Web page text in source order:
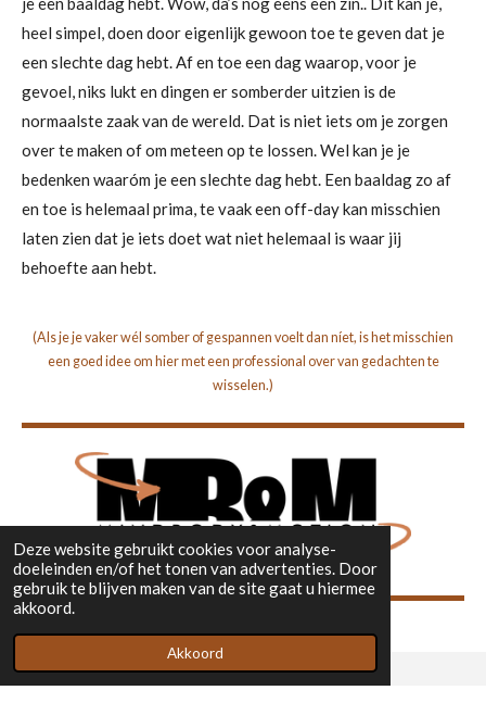
Deze website gebruikt cookies voor analyse-
doeleinden en/of het tonen van advertenties. Door
gebruik te blijven maken van de site gaat u hiermee
akkoord.
Akkoord
heel simpel, doen door eigenlijk gewoon toe te geven dat je
een slechte dag hebt. Af en toe een dag waarop, voor je
gevoel, niks lukt en dingen er somberder uitzien is de
normaalste zaak van de wereld. Dat is niet iets om je zorgen
over te maken of om meteen op te lossen. Wel kan je je
bedenken waaróm je een slechte dag hebt. Een baaldag zo af
en toe is helemaal prima, te vaak een off-day kan misschien
laten zien dat je iets doet wat niet helemaal is waar jij
behoefte aan hebt.
(Als je je vaker wél somber of gespannen voelt dan níet, is het misschien
een goed idee om hier met een professional over van gedachten te
wisselen.)